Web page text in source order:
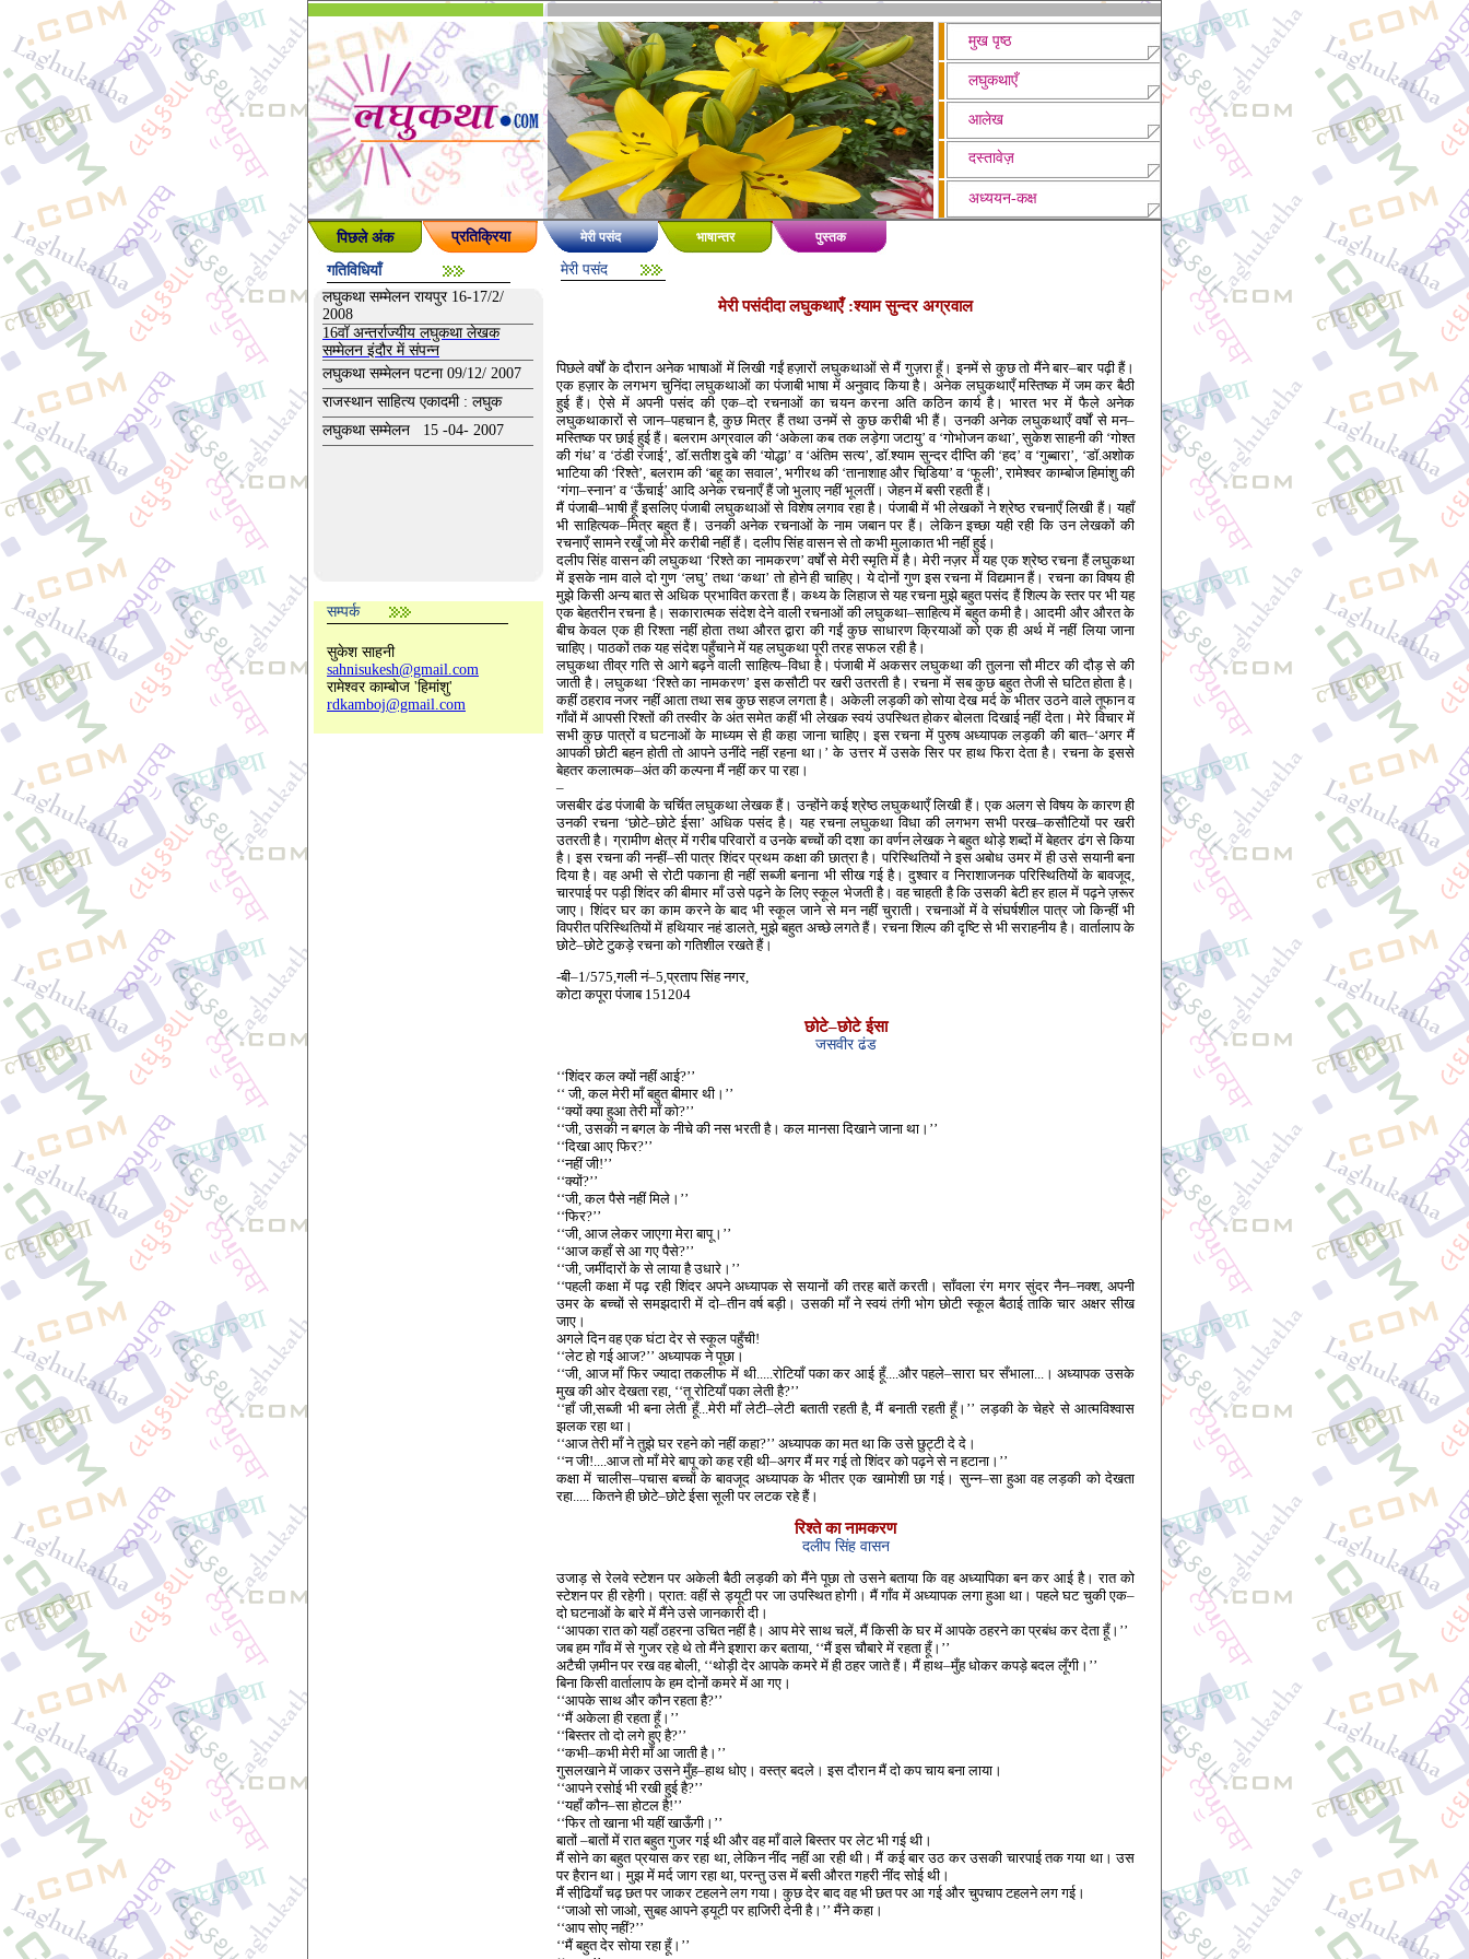
मुख पृष्ठ
लघुकथाएँ
आलेख
दस्तावेज़
अध्ययन-कक्ष
पिछले अंक प्रतिक्रिया मेरी पसंद भाषान्तर पुस्तक
गतिविधियाँ
लघुकथा सम्मेलन रायपुर 16-17/2/
2008
16वॉ अन्तर्राज्यीय लघुकथा लेखक
सम्मेलन इंदौर में संपन्न
लघुकथा सम्मेलन पटना 09/12/ 2007
राजस्थान साहित्य एकादमी : लघुक
लघुकथा सम्मेलन 15 -04- 2007
सम्पर्क
सुकेश साहनी
sahnisukesh@gmail.com
रामेश्वर काम्बोज 'हिमांशु'
rdkamboj@gmail.com
मेरी पसंद
मेरी पसंदीदा लघुकथाएँ :श्याम सुन्दर अग्रवाल
पिछले वर्षों के दौरान अनेक भाषाओं में लिखी गईं हज़ारों लघुकथाओं से मैं गुज़रा हूँ। इनमें से कुछ तो मैंने बार–बार पढ़ी हैं।
एक हज़ार के लगभग चुनिंदा लघुकथाओं का पंजाबी भाषा में अनुवाद किया है। अनेक लघुकथाएँ मस्तिष्क में जम कर बैठी
हुई हैं। ऐसे में अपनी पसंद की एक–दो रचनाओं का चयन करना अति कठिन कार्य है। भारत भर में फैले अनेक
लघुकथाकारों से जान–पहचान है, कुछ मित्र हैं तथा उनमें से कुछ करीबी भी हैं। उनकी अनेक लघुकथाएँ व‍र्षों से मन–
मस्तिष्क पर छाई हुई हैं। बलराम अग्रवाल की ‘अकेला कब तक लड़ेगा जटायु’ व ‘गोभोजन कथा’, सुकेश साहनी की ‘गोश्त
की गंध’ व ‘ठंडी रंजाई’, डॉ.सतीश दुबे की ‘योद्धा’ व ‘अंतिम सत्य’, डॉ.श्याम सुन्दर दीप्ति की ‘हद’ व ‘गुब्बारा’, ‘डॉ.अशोक
भाटिया की ‘रिश्ते’, बलराम की ‘बहू का सवाल’, भगीरथ की ‘तानाशाह और चिडि़या’ व ‘फूली’, रामेश्वर काम्बोज हिमांशु की
‘गंगा–स्नान’ व ‘ऊँचाई’ आदि अनेक रचनाएँ हैं जो भुलाए नहीं भूलतीं। जेहन में बसी रहती हैं।
मैं पंजाबी–भाषी हूँ इसलिए पंजाबी लघुकथाओं से विशेष लगाव रहा है। पंजाबी में भी लेखकों ने श्रेष्ठ रचनाएँ लिखी हैं। यहाँ
भी साहित्यक–मित्र बहुत हैं। उनकी अनेक रचनाओं के नाम जबान पर हैं। लेकिन इच्छा यही रही कि उन लेखकों की
रचनाएँ सामने रखूँ जो मेरे करीबी नहीं हैं। दलीप सिंह वासन से तो कभी मुलाकात भी नहीं हुई।
दलीप सिंह वासन की लघुकथा ‘रिश्ते का नामकरण’ वर्षों से मेरी स्मृति में है। मेरी नज़र में यह एक श्रेष्ठ रचना हैं लघुकथा
में इसके नाम वाले दो गुण ‘लघु’ तथा ‘कथा’ तो होने ही चाहिए। ये दोनों गुण इस रचना में विद्यमान हैं। रचना का विषय ही
मुझे किसी अन्य बात से अधिक प्रभावित करता हैं। कथ्य के लिहाज से यह रचना मुझे बहुत पसंद हैं शिल्प के स्तर पर भी यह
एक बेहतरीन रचना है। सकारात्मक संदेश देने वाली रचनाओं की लघुकथा–साहित्य में बहुत कमी है। आदमी और औरत के
बीच केवल एक ही रिश्ता नहीं होता तथा औरत द्वारा की गईं कुछ साधारण क्रियाओं को एक ही अर्थ में नहीं लिया जाना
चाहिए। पाठकों तक यह संदेश पहुँचाने में यह लघुकथा पूरी तरह सफल रही है।
लघुकथा तीव्र गति से आगे बढ़ने वाली साहित्य–विधा है। पंजाबी में अकसर लघुकथा की तुलना सौ मीटर की दौड़ से की
जाती है। लघुकथा ‘रिश्ते का नामकरण’ इस कसौटी पर खरी उतरती है। रचना में सब कुछ बहुत तेजी से घटित होता है।
कहीं ठहराव नजर नहीं आता तथा सब कुछ सहज लगता है। अकेली लड़की को सोया देख मर्द के भीतर उठने वाले तूफान व
गाँवों में आपसी रिश्तों की तस्वीर के अंत समेत कहीं भी लेखक स्वयं उपस्थित होकर बोलता दिखाई नहीं देता। मेरे विचार में
सभी कुछ पात्रों व घटनाओं के माध्यम से ही कहा जाना चाहिए। इस रचना में पुरुष अध्यापक लड़की की बात–‘अगर मैं
आपकी छोटी बहन होती तो आपने उनींदे नहीं रहना था।’ के उत्तर में उसके सिर पर हाथ फिरा देता है। रचना के इससे
बेहतर कलात्मक–अंत की कल्पना मैं नहीं कर पा रहा।
–
जसबीर ढंड पंजाबी के चर्चित लघुकथा लेखक हैं। उन्होंने कई श्रेष्ठ लघुकथाएँ लिखी हैं। एक अलग से विषय के कारण ही
उनकी रचना ‘छोटे–छोटे ईसा’ अधिक पसंद है। यह रचना लघुकथा विधा की लगभग सभी परख–कसौटियों पर खरी
उतरती है। ग्रामीण क्षेत्र में गरीब परिवारों व उनके बच्चों की दशा का वर्णन लेखक ने बहुत थोड़े शब्दों में बेहतर ढंग से किया
है। इस रचना की नन्हीं–सी पात्र शिंदर प्रथम कक्षा की छात्रा है। परिस्थितियों ने इस अबोध उमर में ही उसे सयानी बना
दिया है। वह अभी से रोटी पकाना ही नहीं सब्जी बनाना भी सीख गई है। दुश्वार व निराशाजनक परिस्थितियों के बावजूद,
चारपाई पर पड़ी शिंदर की बीमार माँ उसे पढ़ने के लिए स्कूल भेजती है। वह चाहती है कि उसकी बेटी हर हाल में पढ़ने ज़रूर
जाए। शिंदर घर का काम करने के बाद भी स्कूल जाने से मन नहीं चुराती। रचनाओं में वे संघर्षशील पात्र जो किन्हीं भी
विपरीत परिस्थितियों में हथियार नहं डालते, मुझे बहुत अच्छे लगते हैं। रचना शिल्प की दृष्टि से भी सराहनीय है। वार्तालाप के
छोटे–छोटे टुकड़े रचना को गतिशील रखते हैं।
-बी–1/575,गली नं–5,प्रताप सिंह नगर,
कोटा कपूरा पंजाब 151204
छोटे–छोटे ईसा
जसवीर ढंड
‘‘शिंदर कल क्यों नहीं आई?’’
‘‘ जी, कल मेरी माँ बहुत बीमार थी।’’
‘‘क्यों क्या हुआ तेरी माँ को?’’
‘‘जी, उसकी न बगल के नीचे की नस भरती है। कल मानसा दिखाने जाना था।’’
‘‘दिखा आए फिर?’’
‘‘नहीं जी!’’
‘‘क्यों?’’
‘‘जी, कल पैसे नहीं मिले।’’
‘‘फिर?’’
‘‘जी, आज लेकर जाएगा मेरा बापू।’’
‘‘आज कहाँ से आ गए पैसे?’’
‘‘जी, जमींदारों के से लाया है उधारे।’’
‘‘पहली कक्षा में पढ़ रही शिंदर अपने अध्यापक से सयानों की तरह बातें करती। साँवला रंग मगर सुंदर नैन–नक्श, अपनी
उमर के बच्चों से समझदारी में दो–तीन वर्ष बड़ी। उसकी माँ ने स्वयं तंगी भोग छोटी स्कूल बैठाई ताकि चार अक्षर सीख
जाए।
अगले दिन वह एक घंटा देर से स्कूल पहुँची!
‘‘लेट हो गई आज?’’ अध्यापक ने पूछा।
‘‘जी, आज माँ फिर ज्यादा तकलीफ में थी.....रोटियाँ पका कर आई हूँ....और पहले–सारा घर सँभाला...। अध्यापक उसके
मुख की ओर देखता रहा, ‘‘तू रोटियाँ पका लेती है?’’
‘‘हाँ जी,सब्जी भी बना लेती हूँ...मेरी माँ लेटी–लेटी बताती रहती है, मैं बनाती रहती हूँ।’’ लड़की के चेहरे से आत्मविश्वास
झलक रहा था।
‘‘आज तेरी माँ ने तुझे घर रहने को नहीं कहा?’’ अध्यापक का मत था कि उसे छुट्टी दे दे।
‘‘न जी!....आज तो माँ मेरे बापू को कह रही थी–अगर मैं मर गई तो शिंदर को पढ़ने से न हटाना।’’
कक्षा में चालीस–पचास बच्चों के बावजूद अध्यापक के भीतर एक खामोशी छा गई। सुन्न–सा हुआ वह लड़की को देखता
रहा..... कितने ही छोटे–छोटे ईसा सूली पर लटक रहे हैं।
रिश्ते का नामकरण
दलीप सिंह वासन
उजाड़ से रेलवे स्टेशन पर अकेली बैठी लड़की को मैंने पूछा तो उसने बताया कि वह अध्यापिका बन कर आई है। रात को
स्टेशन पर ही रहेगी। प्रात: वहीं से ड्यूटी पर जा उपस्थित होगी। मैं गाँव में अध्यापक लगा हुआ था। पहले घट चुकी एक–
दो घटनाओं के बारे में मैंने उसे जानकारी दी।
‘‘आपका रात को यहाँ ठहरना उचित नहीं है। आप मेरे साथ चलें, मैं किसी के घर में आपके ठहरने का प्रबंध कर देता हूँ।’’
जब हम गाँव में से गुजर रहे थे तो मैंने इशारा कर बताया, ‘‘मैं इस चौबारे में रहता हूँ।’’
अटैची ज़मीन पर रख वह बोली, ‘‘थोड़ी देर आपके कमरे में ही ठहर जाते हैं। मैं हाथ–मुँह धोकर कपड़े बदल लूँगी।’’
बिना किसी वार्तालाप के हम दोनों कमरे में आ गए।
‘‘आपके साथ और कौन रहता है?’’
‘‘मैं अकेला ही रहता हूँ।’’
‘‘बिस्तर तो दो लगे हुए है?’’
‘‘कभी–कभी मेरी माँ आ जाती है।’’
गुसलखाने में जाकर उसने मुँह–हाथ धोए। वस्त्र बदले। इस दौरान मैं दो कप चाय बना लाया।
‘‘आपने रसोई भी रखी हुई है?’’
‘‘यहाँ कौन–सा होटल है!’’
‘‘फिर तो खाना भी यहीं खाऊँगी।’’
बातों –बातों में रात बहुत गुजर गई थी और वह माँ वाले बिस्तर पर लेट भी गई थी।
मैं सोने का बहुत प्रयास कर रहा था, लेकिन नींद नहीं आ रही थी। मैं कई बार उठ कर उसकी चारपाई तक गया था। उस
पर हैरान था। मुझ में मर्द जाग रहा था, परन्तु उस में बसी औरत गहरी नींद सोई थी।
मैं सीढि़याँ चढ़ छत पर जाकर टहलने लग गया। कुछ देर बाद वह भी छत पर आ गई और चुपचाप टहलने लग गई।
‘‘जाओ सो जाओ, सुबह आपने ड्यूटी पर हाजि़री देनी है।’’ मैंने कहा।
‘‘आप सोए नहीं?’’
‘‘मैं बहुत देर सोया रहा हूँ।’’